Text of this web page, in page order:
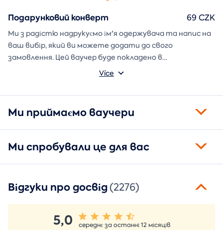
Подарунковий конверт
Ми з радістю надрукуємо ім'я одержувача та напис на
ваш вибір, який ви можете додати до свого
замовлення. Цей ваучер буде покладено в
подарунковий конверт і надіслано безпосередньо вам.
Více
69 CZK
Ми приймаємо ваучери
Ми спробували це для вас
Відгуки про досвід(2276)
5,0
середнє за останні 12 місяців